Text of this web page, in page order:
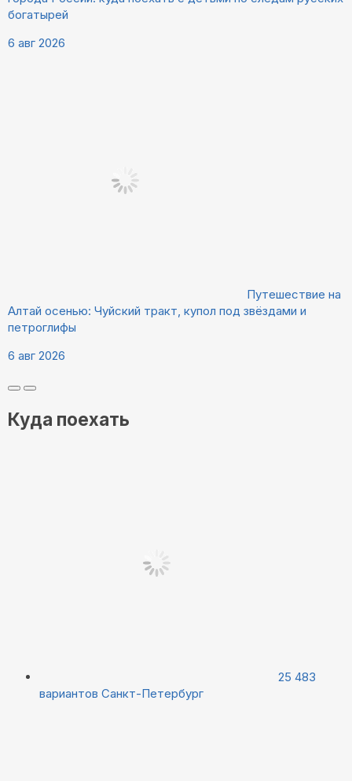
богатырей
6 авг 2026
Путешествие на
Алтай осенью: Чуйский тракт, купол под звёздами и
петроглифы
6 авг 2026
Куда поехать
25 483
вариантов Санкт-Петербург